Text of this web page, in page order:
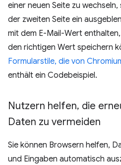
einer neuen Seite zu
der zweiten Seite ein
mit dem E-Mail-Wert
den richtigen Wert speichern
Formularstile, die von
enthält ein Codebeispiel.
Nutzern helfen, die
Daten zu vermeiden
Sie können Browsern helfen,
und Eingaben automatisch